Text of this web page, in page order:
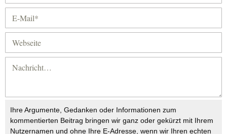
Ihre Argumente, Gedanken oder Informationen zum
kommentierten Beitrag bringen wir ganz oder gekürzt mit Ihrem
Nutzernamen und ohne Ihre E-Adresse, wenn wir Ihren echten